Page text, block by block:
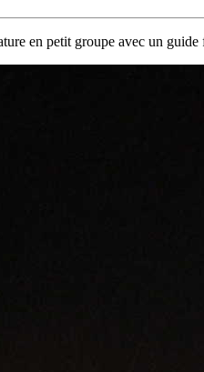
en petit groupe avec un guide